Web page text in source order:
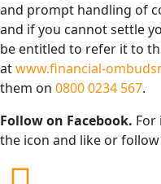
and prompt handling of
and if you cannot settle
be entitled to refer it to
atwww.financial-
them on 0800 0234 567.
Follow on Facebook. For
the icon and like or follow